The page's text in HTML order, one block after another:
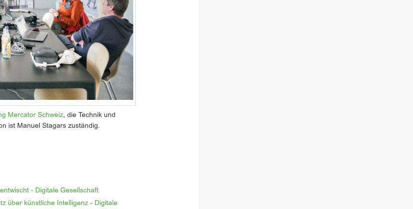
Mercator Schweiz, die Technik und
ist Manuel Stagars zuständig.
- Digitale Gesellschaft
über künstliche Intelligenz - Digitale